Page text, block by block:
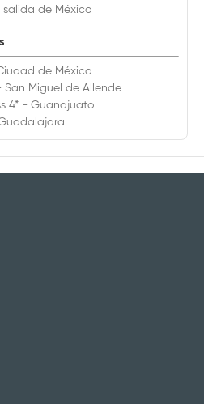
de México
de México
San Miguel de Allende
4* - Guanajuato